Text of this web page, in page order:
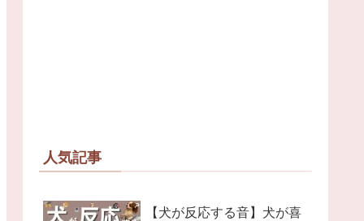
人気記事
【犬が反応する音】犬が喜